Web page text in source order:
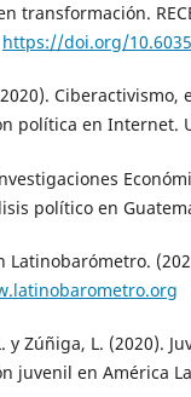
transformación.
https://doi.org/
política en Internet.
político en
Latinobarómetro.
y Zúñiga, L. (2020).
juvenil en América